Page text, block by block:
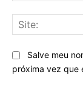
Salve meu
próxima vez que